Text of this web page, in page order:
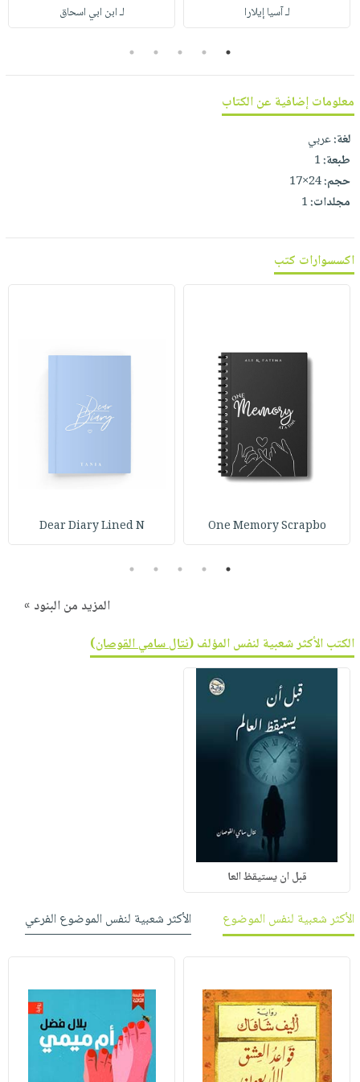
أطفال
فيديوهات
طرحها
خدمات
وفرات
انشر
كتابك
معنا
عربة
الإصدارات
لـ آسيا إيلارا
لـ ابن ابي اسحاق
1
2
3
4
5
معلومات إضافية عن الكتاب
لغة:عربي
طبعة:1
حجم:24×17
مجلدات:1
اكسسوارات كتب
One Memory Scrapbo
Dear Diary Lined N
1
2
3
4
5
المزيد من البنود »
الكتب الأكثر شعبية لنفس المؤلف (نتال سامي القوصان)
قبل ان يستيقظ العا
الأكثر شعبية لنفس الموضوع الأكثر شعبية لنفس الموضوع الفرعي